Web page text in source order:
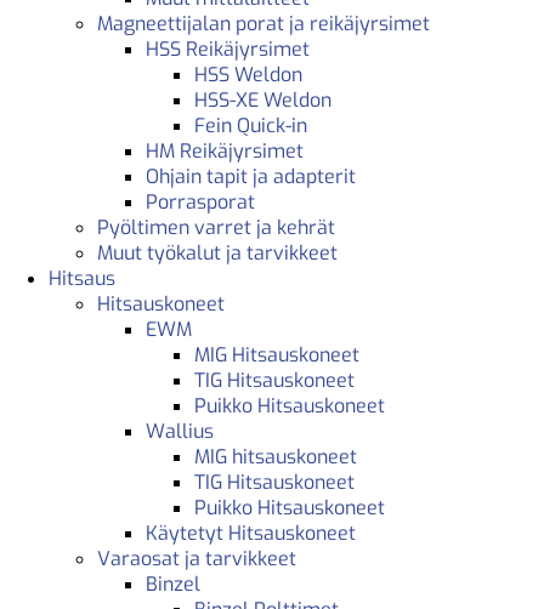
Magneettijalan porat ja reikäjyrsimet
HSS Reikäjyrsimet
HSS Weldon
HSS-XE Weldon
Fein Quick-in
HM Reikäjyrsimet
Ohjain tapit ja adapterit
Porrasporat
Pyöltimen varret ja kehrät
Muut työkalut ja tarvikkeet
Hitsaus
Hitsauskoneet
EWM
MIG Hitsauskoneet
TIG Hitsauskoneet
Puikko Hitsauskoneet
Wallius
MIG hitsauskoneet
TIG Hitsauskoneet
Puikko Hitsauskoneet
Käytetyt Hitsauskoneet
Varaosat ja tarvikkeet
Binzel